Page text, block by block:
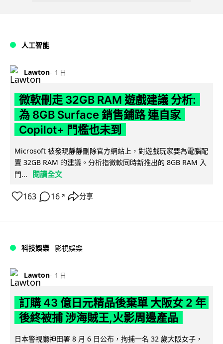
人工智能
Lawton 1 日
微軟刪走 32GB RAM 遊戲建議 分析:
為 8GB Surface 銷售鋪路 連自家
Copilot+ 門檻也未到
Microsoft 被發現靜靜刪除官方網站上，對遊戲玩家要為電腦配
置 32GB RAM 的建議。分析指微軟同時新推出的 8GB RAM 入
門...
閱讀全文
163 16 ↗ 分享
科技娛樂 影視娛樂
Lawton 1 日
訂購 43 億日元精品後棄單 大阪女 2 年
後終被捕 涉海賊王,火影周邊產品
日本警視廳神田署 8 月 6 日公布，拘捕一名 32 歲大阪女子，